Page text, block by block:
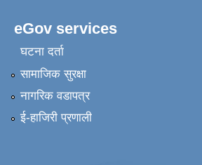
eGov services
घटना दर्ता
सामाजिक सुरक्षा
नागरिक वडापत्र
ई-हाजिरी प्रणाली